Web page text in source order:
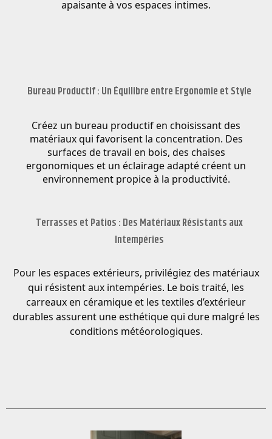
apaisante à vos espaces intimes.
Bureau Productif : Un Équilibre entre Ergonomie et Style
Créez un bureau productif en choisissant des
matériaux qui favorisent la concentration. Des
surfaces de travail en bois, des chaises
ergonomiques et un éclairage adapté créent un
environnement propice à la productivité.
Terrasses et Patios : Des Matériaux Résistants aux
Intempéries
Pour les espaces extérieurs, privilégiez des matériaux
qui résistent aux intempéries. Le bois traité, les
carreaux en céramique et les textiles d’extérieur
durables assurent une esthétique qui dure malgré les
conditions météorologiques.